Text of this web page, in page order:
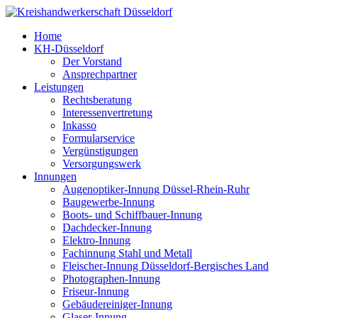
Home
KH-Düsseldorf
Der Vorstand
Ansprechpartner
Leistungen
Rechtsberatung
Interessenvertretung
Inkasso
Formularservice
Vergünstigungen
Versorgungswerk
Innungen
Augenoptiker-Innung Düssel-Rhein-Ruhr
Baugewerbe-Innung
Boots- und Schiffbauer-Innung
Dachdecker-Innung
Elektro-Innung
Fachinnung Stahl und Metall
Fleischer-Innung Düsseldorf-Bergisches Land
Photographen-Innung
Friseur-Innung
Gebäudereiniger-Innung